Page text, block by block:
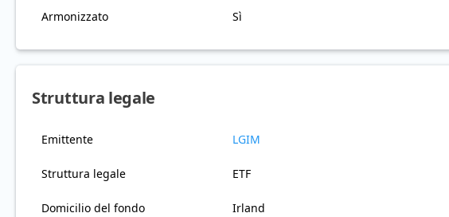
Armonizzato Sì
Struttura legale
Emittente LGIM
Struttura legale ETF
Domicilio del fondo Irland